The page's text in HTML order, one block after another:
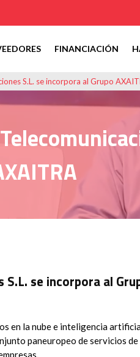
FINANCIACIÓN
S.L. se incorpora al Grupo
se incorpora al
en la nube e inteligencia
paneuropeo de servicios